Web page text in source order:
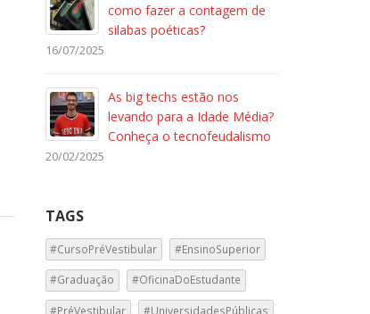
como fazer a contagem de
silabas poéticas?
16/07/2025
As big techs estão nos
levando para a Idade Média?
Conheça o tecnofeudalismo
20/02/2025
TAGS
#CursoPréVestibular #EnsinoSuperior
#Graduação #OficinaDoEstudante
#PréVestibular #UniversidadesPúblicas